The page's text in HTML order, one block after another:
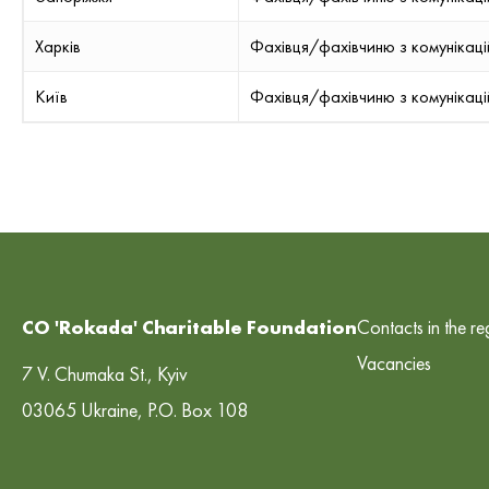
Харків Фахівця/фахівчиню з
Київ Фахівця/фахівчиню з
CO 'Rokada' Charitable Foundation
7 V. Chumaka St., Kyiv
03065 Ukraine, P.O. Box 108
Contacts in the
Vacancies